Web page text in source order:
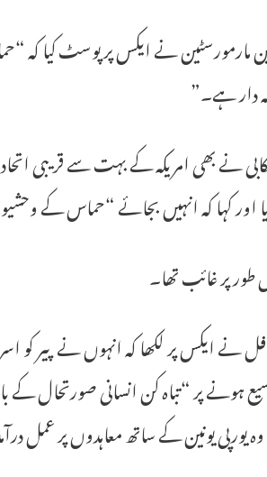
مارمورسٹین نے ایکس پر پوسٹ کیا
دار ہے۔”
ہکابی نے بھی امریکہ کے بہت سے قریبی
اور کہا کہ انہیں بجائے “حماس کے
پر غائب تھا۔
نے ایکس پر لکھا کہ انہوں نے پیر کو
ہونے پر “تباہ کن انسانی صورتحال
یورپی یونین کے ساتھ معاہدوں پر عمل